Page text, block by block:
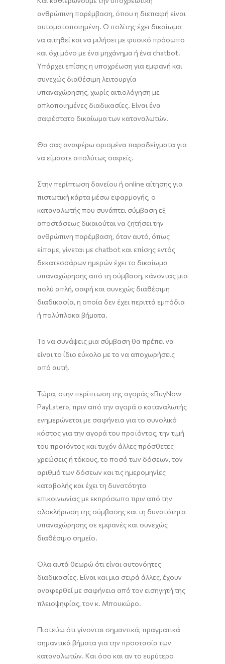
ανθρώπινη παρέμβαση, όπου η διεπαφή είναι
αυτοματοποιημένη. Ο πολίτης έχει δικαίωμα
να αιτηθεί και να μιλήσει με φυσικό πρόσωπο
και όχι μόνο με ένα μηχάνημα ή ένα chatbot.
Υπάρχει επίσης η υποχρέωση για εμφανή και
συνεχώς διαθέσιμη λειτουργία
υπαναχώρησης, χωρίς αιτιολόγηση με
απλοποιημένες διαδικασίες. Είναι ένα
σαφέστατο δικαίωμα των καταναλωτών.
Θα σας αναφέρω ορισμένα παραδείγματα για
να είμαστε απολύτως σαφείς.
Στην περίπτωση δανείου ή online αίτησης για
πιστωτική κάρτα μέσω εφαρμογής, ο
καταναλωτής που συνάπτει σύμβαση εξ
αποστάσεως δικαιούται να ζητήσει την
ανθρώπινη παρέμβαση, όταν αυτό, όπως
είπαμε, γίνεται με chatbot και επίσης εντός
δεκατεσσάρων ημερών έχει το δικαίωμα
υπαναχώρησης από τη σύμβαση, κάνοντας μια
πολύ απλή, σαφή και συνεχώς διαθέσιμη
διαδικασία, η οποία δεν έχει περιττά εμπόδια
ή πολύπλοκα βήματα.
Το να συνάψεις μια σύμβαση θα πρέπει να
είναι το ίδιο εύκολο με το να αποχωρήσεις
από αυτή.
Τώρα, στην περίπτωση της αγοράς «BuyNow –
PayLater», πριν από την αγορά ο καταναλωτής
ενημερώνεται με σαφήνεια για το συνολικό
κόστος για την αγορά του προϊόντος, την τιμή
του προϊόντος και τυχόν άλλες πρόσθετες
χρεώσεις ή τόκους, το ποσό των δόσεων, τον
αριθμό των δόσεων και τις ημερομηνίες
καταβολής και έχει τη δυνατότητα
επικοινωνίας με εκπρόσωπο πριν από την
ολοκλήρωση της σύμβασης και τη δυνατότητα
υπαναχώρησης σε εμφανές και συνεχώς
διαθέσιμο σημείο.
Όλα αυτά θεωρώ ότι είναι αυτονόητες
διαδικασίες. Είναι και μια σειρά άλλες, έχουν
αναφερθεί με σαφήνεια από τον εισηγητή της
πλειοψηφίας, τον κ. Μπουκώρο.
Πιστεύω ότι γίνονται σημαντικά, πραγματικά
σημαντικά βήματα για την προστασία των
καταναλωτών. Και όσο και αν το ευρύτερο